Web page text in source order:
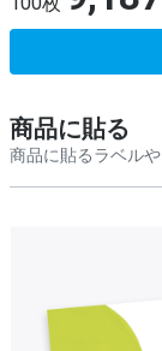
商品に貼る
商品に貼るラベル